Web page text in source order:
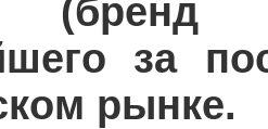
за
рынке.